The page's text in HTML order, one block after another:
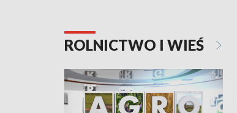
ROLNICTWO I WIEŚ